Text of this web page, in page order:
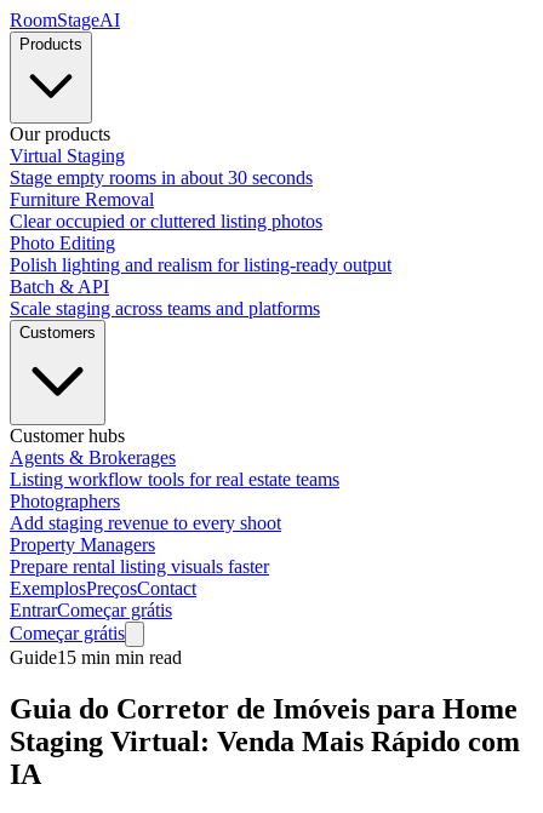
RoomStageAI
Products
Our products
Virtual Staging
Stage empty rooms in about 30 seconds
Furniture Removal
Clear occupied or cluttered listing photos
Photo Editing
Polish lighting and realism for listing-ready output
Batch & API
Scale staging across teams and platforms
Customers
Customer hubs
Agents & Brokerages
Listing workflow tools for real estate teams
Photographers
Add staging revenue to every shoot
Property Managers
Prepare rental listing visuals faster
ExemplosPreçosContact
EntrarComeçar grátis
Começar grátis
Guide15 min min read
Guia do Corretor de Imóveis para Home
Staging Virtual: Venda Mais Rápido com
IA